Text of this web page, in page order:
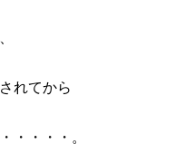
れてから
・・・・。